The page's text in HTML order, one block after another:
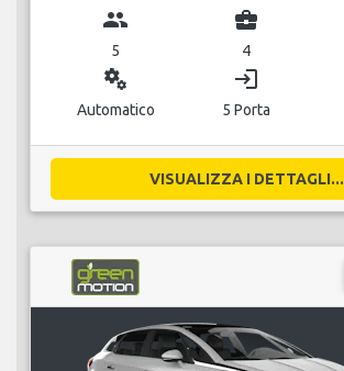
group
5
business_center
4
miscellaneous_services
Automatico
login
5 Porta
VISUALIZZA I DETTAGLI...